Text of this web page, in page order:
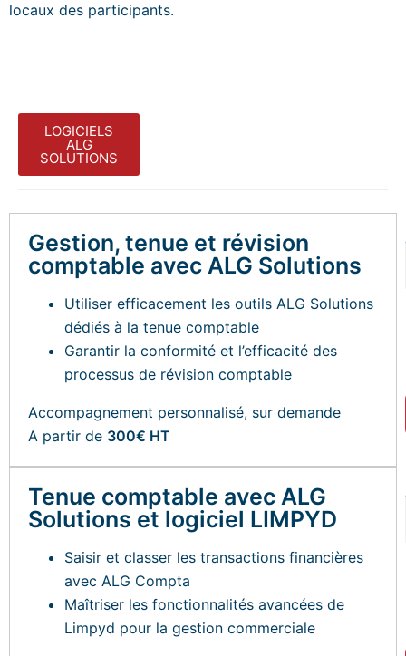
locaux des participants.
LOGICIELS
ALG
SOLUTIONS
Gestion, tenue et révision
comptable avec ALG Solutions
Utiliser efficacement les outils ALG Solutions
dédiés à la tenue comptable
Garantir la conformité et l’efficacité des
processus de révision comptable
Accompagnement personnalisé, sur demande
A partir de 300€ HT
Tenue comptable avec ALG
Solutions et logiciel LIMPYD
Saisir et classer les transactions financières
avec ALG Compta
Maîtriser les fonctionnalités avancées de
Limpyd pour la gestion commerciale